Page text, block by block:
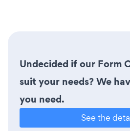
Undecided if our Form
suit your needs? We
you need.
See the